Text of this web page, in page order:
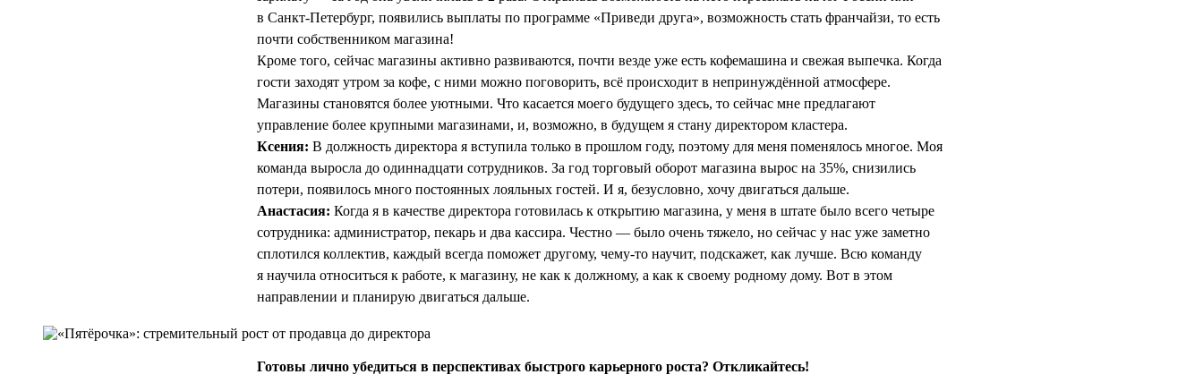
в Санкт-Петербург, появились выплаты по программе «Приведи друга», возможность стать франчайзи, то есть
почти собственником магазина!
Кроме того, сейчас магазины активно развиваются, почти везде уже есть кофемашина и свежая выпечка. Когда
гости заходят утром за кофе, с ними можно поговорить, всё происходит в непринуждённой атмосфере.
Магазины становятся более уютными. Что касается моего будущего здесь, то сейчас мне предлагают
управление более крупными магазинами, и, возможно, в будущем я стану директором кластера.
Ксения: В должность директора я вступила только в прошлом году, поэтому для меня поменялось многое. Моя
команда выросла до одиннадцати сотрудников. За год торговый оборот магазина вырос на 35%, снизились
потери, появилось много постоянных лояльных гостей. И я, безусловно, хочу двигаться дальше.
Анастасия: Когда я в качестве директора готовилась к открытию магазина, у меня в штате было всего четыре
сотрудника: администратор, пекарь и два кассира. Честно — было очень тяжело, но сейчас у нас уже заметно
сплотился коллектив, каждый всегда поможет другому, чему-то научит, подскажет, как лучше. Всю команду
я научила относиться к работе, к магазину, не как к должному, а как к своему родному дому. Вот в этом
направлении и планирую двигаться дальше.
Готовы лично убедиться в перспективах быстрого карьерного роста? Откликайтесь!